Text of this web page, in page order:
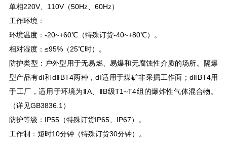
单相220V、110V（50Hz、60Hz）
工作环境：
环境温度：-20~+60℃（特殊订货-40~+80℃）。
相对湿度：≤95%（25℃时）。
防护类型：户外型用于无易燃、易爆和无腐蚀性介质的场所。隔爆
型产品有dⅠ和dⅡBT4两种，dⅠ适用于煤矿非采掘工作面；dⅡBT4用
于工厂，适用于环境为ⅡA、ⅡB级T1~T4组的爆炸性气体混合物。
（详见GB3836.1）
防护等级：IP55（特殊订货IP65、IP67）。
工作制：短时10分钟（特殊订货30分钟）。